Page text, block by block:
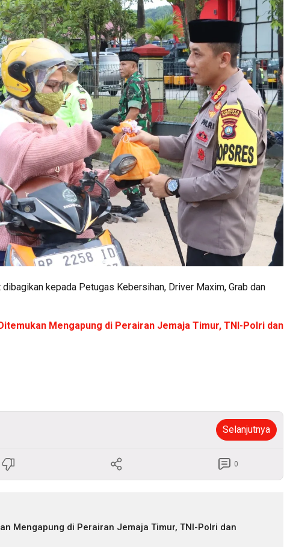
kepada Petugas Kebersihan, Driver Maxim, Grab dan
Mengapung di Perairan Jemaja Timur, TNI-Polri dan
Selanjutnya
0
Mengapung di Perairan Jemaja Timur, TNI-Polri dan